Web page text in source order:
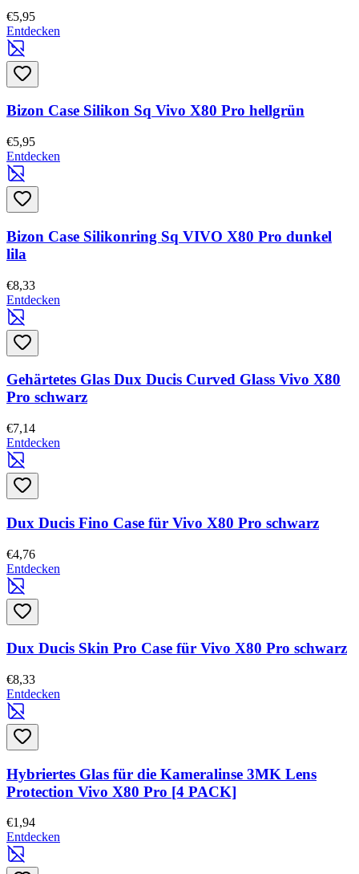
€5,95
Entdecken
Bizon Case Silikon Sq Vivo X80 Pro hellgrün
€5,95
Entdecken
Bizon Case Silikonring Sq VIVO X80 Pro dunkel
lila
€8,33
Entdecken
Gehärtetes Glas Dux Ducis Curved Glass Vivo X80
Pro schwarz
€7,14
Entdecken
Dux Ducis Fino Case für Vivo X80 Pro schwarz
€4,76
Entdecken
Dux Ducis Skin Pro Case für Vivo X80 Pro schwarz
€8,33
Entdecken
Hybriertes Glas für die Kameralinse 3MK Lens
Protection Vivo X80 Pro [4 PACK]
€1,94
Entdecken